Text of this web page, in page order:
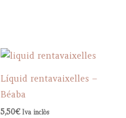
Líquid rentavaixelles –
Béaba
5,50€ Iva inclòs